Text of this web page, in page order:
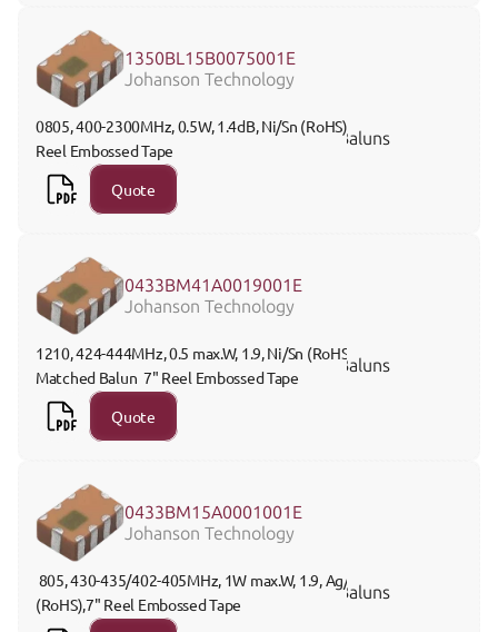
1350BL15B0075001E
Johanson Technology
0805, 400-2300MHz, 0.5W, 1.4dB, Ni/Sn (RoHS), 7"
Reel Embossed Tape
Baluns
Quote
0433BM41A0019001E
Johanson Technology
1210, 424-444MHz, 0.5 max.W, 1.9, Ni/Sn (RoHS),
Matched Balun  7" Reel Embossed Tape
Baluns
Quote
0433BM15A0001001E
Johanson Technology
(RoHS),7" Reel Embossed Tape
Baluns